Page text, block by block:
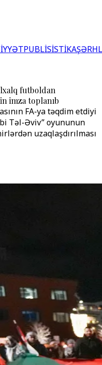
PUBLİSİSTİKA
futboldan
imza toplanıb
FA-ya təqdim etdiyi
Təl-Əviv” oyununun
uzaqlaşdırılması